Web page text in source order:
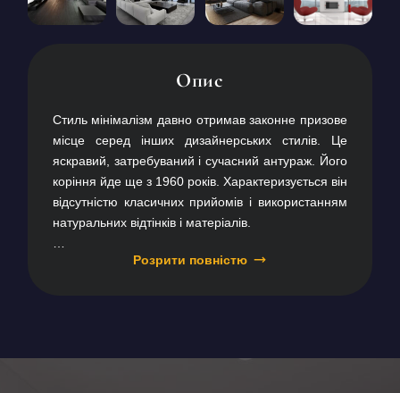
Опис
Стиль мінімалізм давно отримав законне призове
місце серед інших дизайнерських стилів. Це
яскравий, затребуваний і сучасний антураж. Його
коріння йде ще з 1960 років. Характеризується він
відсутністю класичних прийомів і використанням
натуральних відтінків і матеріалів.
Сучасні матеріали однотонних кольорів і простої
Розрити повністю